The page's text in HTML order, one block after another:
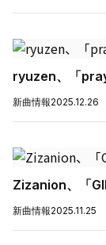
ryuzen、「
新曲情報2025.12.26
Zizanion、「
新曲情報2025.11.25